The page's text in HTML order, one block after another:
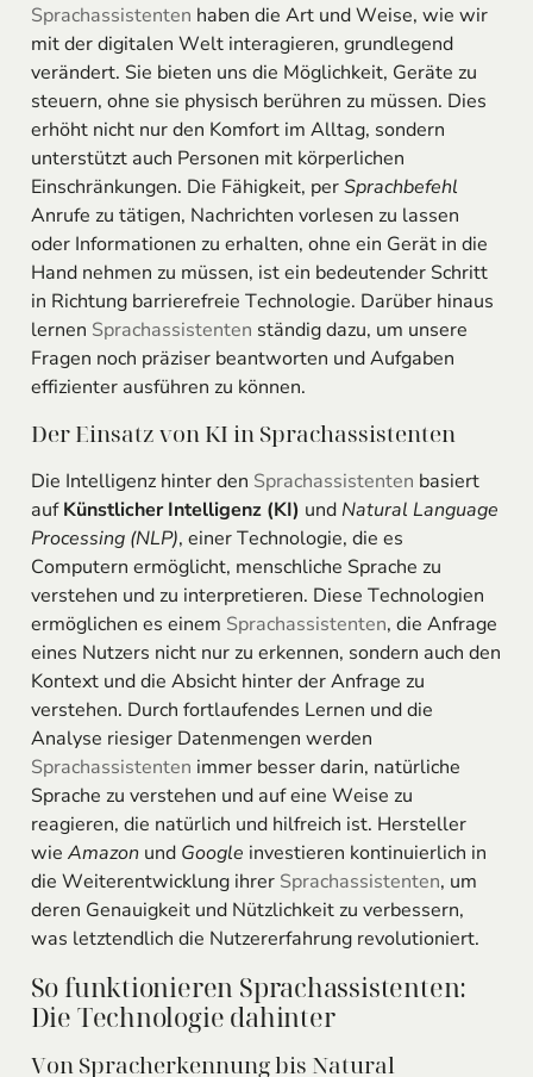
Sprachassistenten haben die Art und Weise, wie wir
mit der digitalen Welt interagieren, grundlegend
verändert. Sie bieten uns die Möglichkeit, Geräte zu
steuern, ohne sie physisch berühren zu müssen. Dies
erhöht nicht nur den Komfort im Alltag, sondern
unterstützt auch Personen mit körperlichen
Einschränkungen. Die Fähigkeit, perSprachbefehl
Anrufe zu tätigen, Nachrichten vorlesen zu lassen
oder Informationen zu erhalten, ohne ein Gerät in die
Hand nehmen zu müssen, ist ein bedeutender Schritt
in Richtung barrierefreie Technologie. Darüber hinaus
lernen Sprachassistenten ständig dazu, um unsere
Fragen noch präziser beantworten und Aufgaben
effizienter ausführen zu können.
Der Einsatz von KI in Sprachassistenten
Die Intelligenz hinter den Sprachassistenten basiert
aufKünstlicher Intelligenz (KI) undNatural Language
Processing (NLP), einer Technologie, die es
Computern ermöglicht, menschliche Sprache zu
verstehen und zu interpretieren. Diese Technologien
ermöglichen es einem Sprachassistenten, die Anfrage
eines Nutzers nicht nur zu erkennen, sondern auch den
Kontext und die Absicht hinter der Anfrage zu
verstehen. Durch fortlaufendes Lernen und die
Analyse riesiger Datenmengen werden
Sprachassistenten immer besser darin, natürliche
Sprache zu verstehen und auf eine Weise zu
reagieren, die natürlich und hilfreich ist. Hersteller
wie Amazonund Google investieren kontinuierlich in
die Weiterentwicklung ihrer Sprachassistenten, um
deren Genauigkeit und Nützlichkeit zu verbessern,
was letztendlich die Nutzererfahrung revolutioniert.
So funktionieren Sprachassistenten:
Die Technologie dahinter
Von Spracherkennung bis Natural